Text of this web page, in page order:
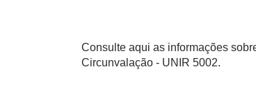
Consulte aqui as informações
Circunvalação - UNIR 5002.